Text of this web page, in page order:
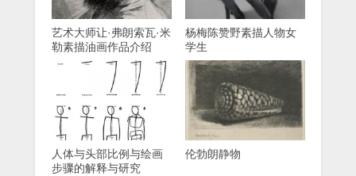
艺术大师让·弗朗索瓦·米
勒素描油画作品介绍
（一）
杨梅陈赞野素描人物女
学生
人体与头部比例与绘画
步骤的解释与研究
伦勃朗静物